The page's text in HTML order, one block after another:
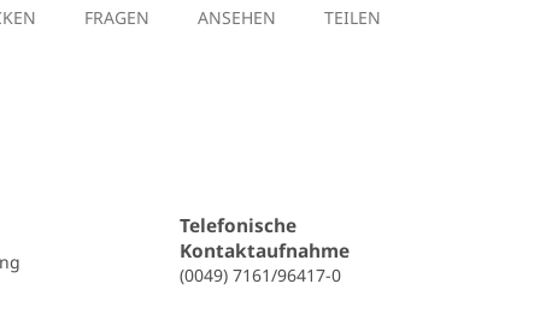
FRAGEN ANSEHEN TEILEN
Telefonische
Kontaktaufnahme
(0049) 7161/96417-0